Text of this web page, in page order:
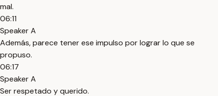
mal.
06:11
Speaker A
Además, parece tener ese impulso por lograr lo que se
propuso.
06:17
Speaker A
Ser respetado y querido.